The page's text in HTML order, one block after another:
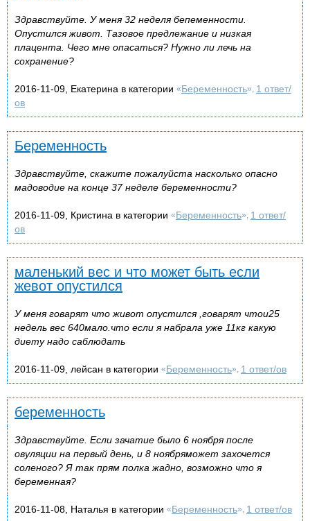
Здравствуйте. У меня 32 неделя бепеменности.
Опустился живот. Тазовое предлежание и низкая
плацента. Чего мне опасаться? Нужно ли лечь на
сохранение?
2016-11-09, Екатерина в категории «Беременность», 1 ответ/
ов
Беременность
Здравствуйте, скажите пожалуйста насколько опасно
мадоводие на конце 37 неделе беременности?
2016-11-09, Кристина в категории «Беременность», 1 ответ/
ов
маленький вес и что может быть если
жевот опустился
У меня говарят что живот опустился ,говарят чтои25
недель вес 640мало.что если я набрала уже 11кг какую
диету надо саблюдать
2016-11-09, лейсан в категории «Беременность», 1 ответ/ов
беременность
Здравствуйте. Если зачатие было 6 ноября после
овуляции на первый день, и 8 ноябряможет захочется
соленого? Я так прям полка жадно, возможно что я
беременная?
2016-11-08, Наталья в категории «Беременность», 1 ответ/ов